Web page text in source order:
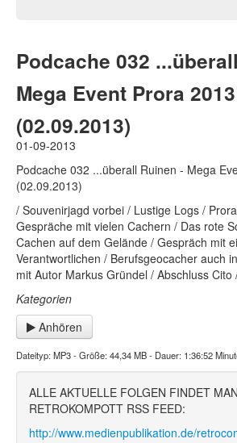
Podcache 032
Mega Event Prora 2013
(02.09.2013)
01-09-2013
Podcache 032 ...überall Ruinen - Mega
(02.09.2013)
/ Souvenirjagd vorbei / Lustige Logs /
Gespräche mit vielen Cachern / Das rote
Cachen auf dem Gelände / Gespräch mit
Verantwortlichen / Berufsgeocacher auch
mit Autor Markus Gründel / Abschluss Cito
Kategorien
Anhören
Dateityp: MP3 - Größe: 44,34 MB - Dauer: 1:36:52
ALLE AKTUELLE FOLGEN FINDET
RETROKOMPOTT RSS FEED:
http://www.medienpublikation.de/